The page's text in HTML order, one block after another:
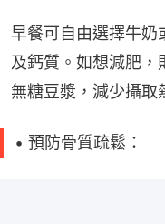
早餐可自由選擇牛奶
及鈣質。如想減肥，
無糖豆漿，減少攝取
• 預防骨質疏鬆：